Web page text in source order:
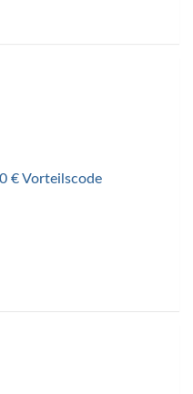
€ Vorteilscode